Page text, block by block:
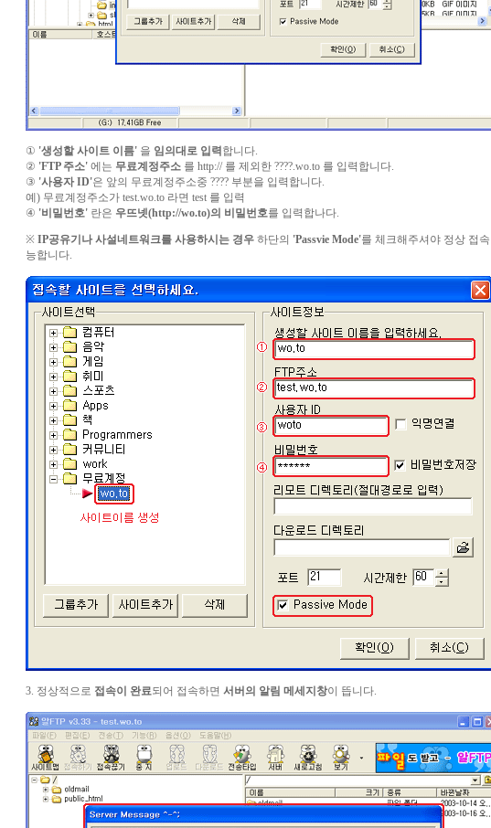
① '생성할 사이트 이름' 을 임의대로 입력 합니다.
② 'FTP 주소' 에는 무료계정주소를 http:// 를 제외한 ????.wo.to 를 입력합니다.
③ '사용자 ID'은 앞의 무료계정주소중 ???? 부분을 입력합니다.
예) 무료계정주소가 test.wo.to 라면 test 를 입력
④ '비밀번호' 란은 우뜨넷(http://wo.to)의 비밀번호를 입력합나다.
※IP공유기나 사설네트워크를 사용하시는 경우하단의 'Passvie Mode'를 체크해주셔야 정상 접
능합니다.
3. 정상적으로 접속이 완료되어 접속하면 서버의 알림 메세지창이 뜹니다.